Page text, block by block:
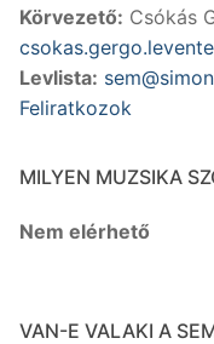
Körvezető: Csókás
Levlista:
Feliratkozok
MILYEN MUZSIKA
Nem elérhető
VAN-E VALAKI A